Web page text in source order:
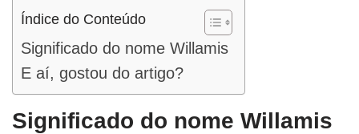
Índice do Conteúdo
Significado do nome Willamis
E aí, gostou do artigo?
Significado do nome Willamis